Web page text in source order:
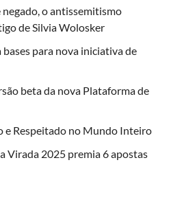
o antissemitismo
de Silvia Wolosker
para nova iniciativa de
beta da nova Plataforma de
e Respeitado no Mundo Inteiro
Virada 2025 premia 6 apostas